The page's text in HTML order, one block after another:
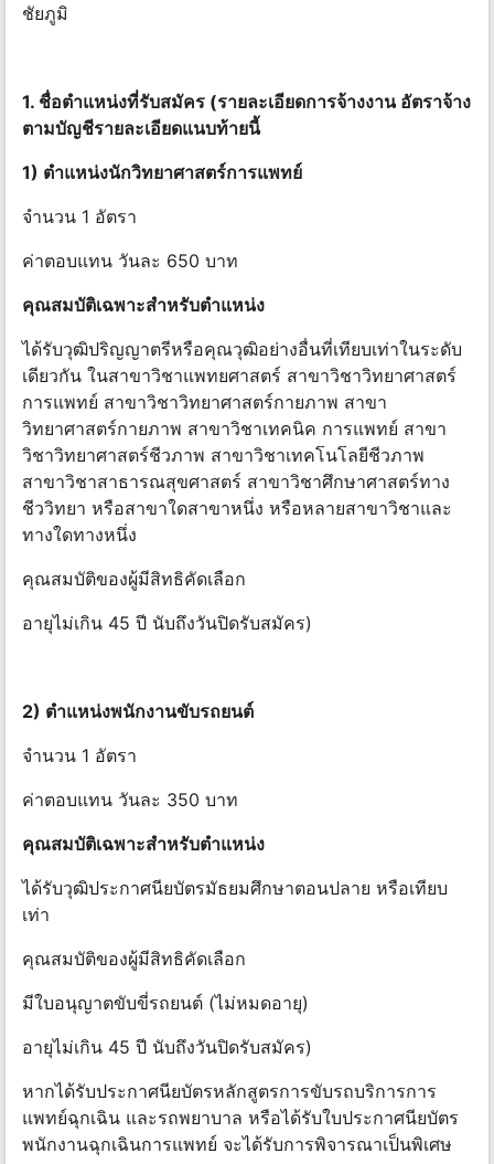
ชัยภูมิ
1. ชื่อตําแหน่งที่รับสมัคร (รายละเอียดการจ้างงาน อัตราจ้าง
ตามบัญชีรายละเอียดแนบท้ายนี้
1) ตําแหน่งนักวิทยาศาสตร์การแพทย์
จํานวน 1 อัตรา
ค่าตอบแทน วันละ 650 บาท
คุณสมบัติเฉพาะสําหรับตําแหน่ง
ได้รับวุฒิปริญญาตรีหรือคุณวุฒิอย่างอื่นที่เทียบเท่าในระดับ
เดียวกัน ในสาขาวิชาแพทยศาสตร์ สาขาวิชาวิทยาศาสตร์
การแพทย์ สาขาวิชาวิทยาศาสตร์กายภาพ สาขา
วิทยาศาสตร์กายภาพ สาขาวิชาเทคนิค การแพทย์ สาขา
วิชาวิทยาศาสตร์ชีวภาพ สาขาวิชาเทคโนโลยีชีวภาพ
สาขาวิชาสาธารณสุขศาสตร์ สาขาวิชาศึกษาศาสตร์ทาง
ชีววิทยา หรือสาขาใดสาขาหนึ่ง หรือหลายสาขาวิชาและ
ทางใดทางหนึ่ง
คุณสมบัติของผู้มีสิทธิคัดเลือก
อายุไม่เกิน 45 ปี นับถึงวันปิดรับสมัคร)
2) ตําแหน่งพนักงานขับรถยนต์
จํานวน 1 อัตรา
ค่าตอบแทน วันละ 350 บาท
คุณสมบัติเฉพาะสําหรับตําแหน่ง
ได้รับวุฒิประกาศนียบัตรมัธยมศึกษาตอนปลาย หรือเทียบ
เท่า
คุณสมบัติของผู้มีสิทธิคัดเลือก
มีใบอนุญาตขับขี่รถยนต์ (ไม่หมดอายุ)
อายุไม่เกิน 45 ปี นับถึงวันปิดรับสมัคร)
หากได้รับประกาศนียบัตรหลักสูตรการขับรถบริการการ
แพทย์ฉุกเฉิน และรถพยาบาล หรือได้รับใบประกาศนียบัตร
พนักงานฉุกเฉินการแพทย์ จะได้รับการพิจารณาเป็นพิเศษ